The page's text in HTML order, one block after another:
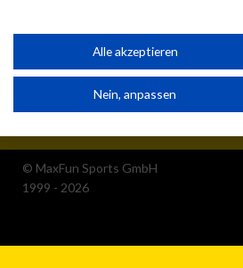
© MaxFun Sports GmbH
1999 - 2026
Partnerliste anzeigen (1 IAB-Anbieter)
Wir nutzen Ihre Daten für folgende Zwecke:
IAB-Verarbeitungszwecke:
Speichern von oder Zugriff auf
Verwendung reduzierter Daten zur
Erstellung von Profilen für
Alle akzeptieren
Nein, anpassen